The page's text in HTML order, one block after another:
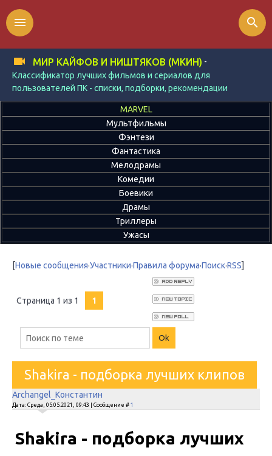
МИР КАЙФОВ И НИШТЯКОВ (МКИН) -
Классификатор лучших фильмов и сериалов для
пользователей ПК - списки, подборки, рекомендации
menu search
MARVEL
Мультфильмы
Фэнтези
Фантастика
Мелодрамы
Комедии
Боевики
Драмы
Триллеры
Ужасы
[Новые сообщения·Участники·Правила форума·Поиск·RSS]
Страница 1 из 1 1
Shakira - подборка лучших клипов
Archangel_Константин
Дата: Среда, 05.05.2021, 09:43 | Сообщение # 1
Shakira - подборка лучших